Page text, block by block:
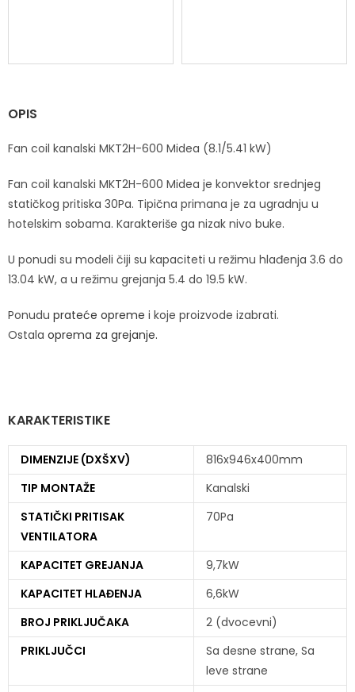
OPIS
Fan coil kanalski MKT2H-600 Midea (8.1/5.41 kW)
Fan coil kanalski MKT2H-600 Midea je konvektor srednjeg
statičkog pritiska 30Pa. Tipična primana je za ugradnju u
hotelskim sobama. Karakteriše ga nizak nivo buke.
U ponudi su modeli čiji su kapaciteti u režimu hlađenja 3.6 do
13.04 kW, a u režimu grejanja 5.4 do 19.5 kW.
Ponudu prateće opreme i koje proizvode izabrati.
Ostala oprema za grejanje.
KARAKTERISTIKE
DIMENZIJE (DXŠXV)
816x946x400mm
TIP MONTAŽE
Kanalski
STATIČKI PRITISAK
VENTILATORA
70Pa
KAPACITET GREJANJA
9,7kW
KAPACITET HLAĐENJA
6,6kW
BROJ PRIKLJUČAKA
2 (dvocevni)
PRIKLJUČCI
Sa desne strane, Sa
leve strane